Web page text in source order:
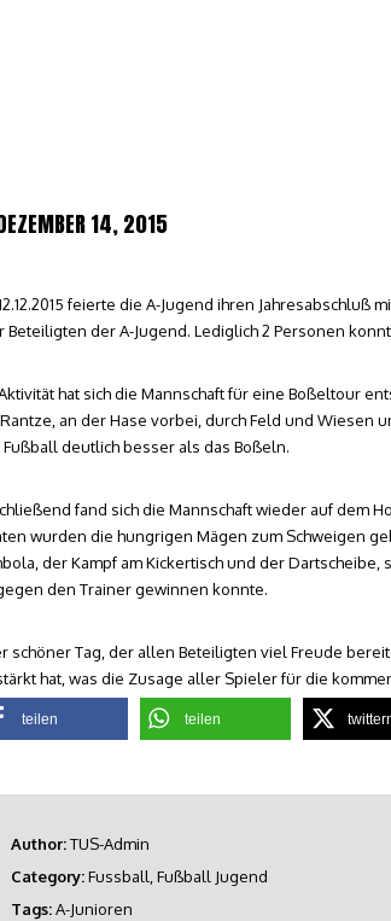
14, 2015
feierte die A-Jugend ihren Jahresabschluß
Beteiligten der A-Jugend. Lediglich 2 Personen
hat sich die Mannschaft für eine Boßeltour
an der Hase vorbei, durch Feld und Wiesen
deutlich besser als das Boßeln.
fand sich die Mannschaft wieder auf dem
wurden die hungrigen Mägen zum Schweigen
der Kampf am Kickertisch und der
den Trainer gewinnen konnte.
schöner Tag, der allen Beteiligten viel Freude
hat, was die Zusage aller Spieler für die
teilen teilen
Author:TUS-Admin
Category:Fussball Fußball Jugend
Tags:A-Junioren